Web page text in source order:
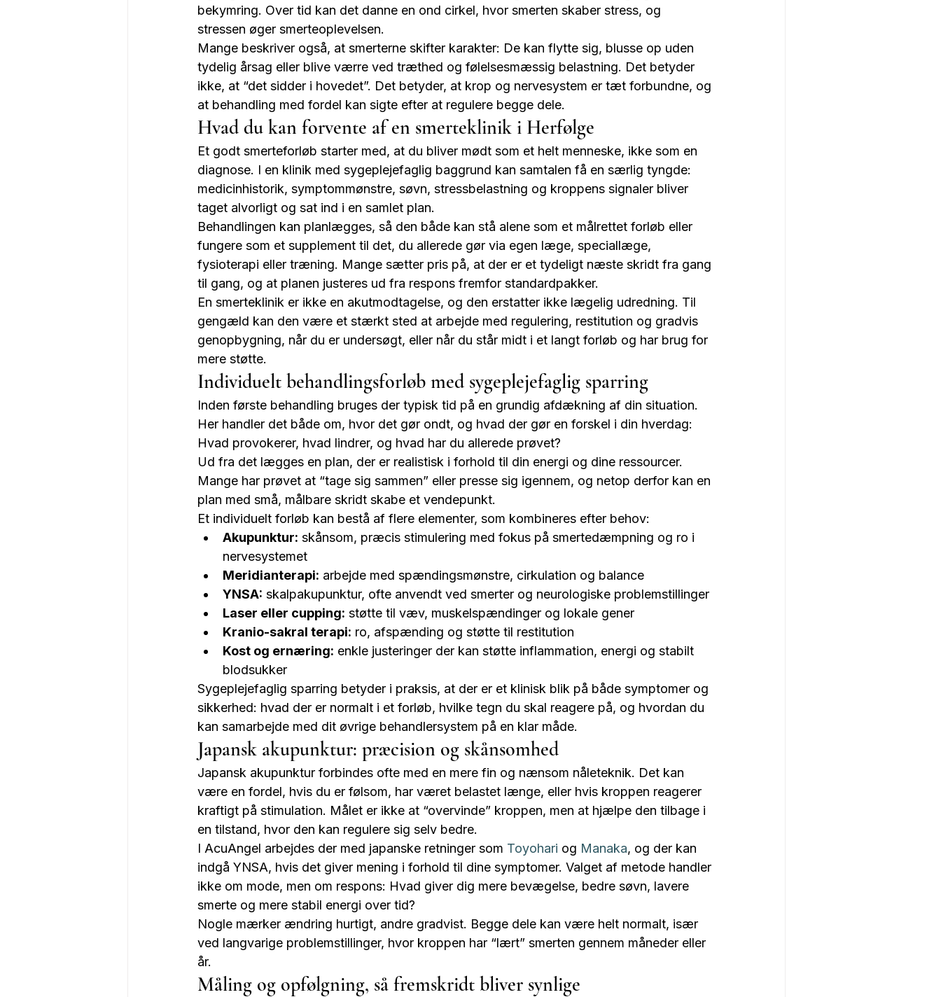
bekymring. Over tid kan det danne en ond cirkel, hvor smerten skaber stress, og
stressen øger smerteoplevelsen.
Mange beskriver også, at smerterne skifter karakter: De kan flytte sig, blusse op uden
tydelig årsag eller blive værre ved træthed og følelsesmæssig belastning. Det betyder
ikke, at “det sidder i hovedet”. Det betyder, at krop og nervesystem er tæt forbundne, og
at behandling med fordel kan sigte efter at regulere begge dele.
Hvad du kan forvente af en smerteklinik i Herfølge
Et godt smerteforløb starter med, at du bliver mødt som et helt menneske, ikke som en
diagnose. I en klinik med sygeplejefaglig baggrund kan samtalen få en særlig tyngde:
medicinhistorik, symptommønstre, søvn, stressbelastning og kroppens signaler bliver
taget alvorligt og sat ind i en samlet plan.
Behandlingen kan planlægges, så den både kan stå alene som et målrettet forløb eller
fungere som et supplement til det, du allerede gør via egen læge, speciallæge,
fysioterapi eller træning. Mange sætter pris på, at der er et tydeligt næste skridt fra gang
til gang, og at planen justeres ud fra respons fremfor standardpakker.
En smerteklinik er ikke en akutmodtagelse, og den erstatter ikke lægelig udredning. Til
gengæld kan den være et stærkt sted at arbejde med regulering, restitution og gradvis
genopbygning, når du er undersøgt, eller når du står midt i et langt forløb og har brug for
mere støtte.
Individuelt behandlingsforløb med sygeplejefaglig sparring
Inden første behandling bruges der typisk tid på en grundig afdækning af din situation.
Her handler det både om, hvor det gør ondt, og hvad der gør en forskel i din hverdag:
Hvad provokerer, hvad lindrer, og hvad har du allerede prøvet?
Ud fra det lægges en plan, der er realistisk i forhold til din energi og dine ressourcer.
Mange har prøvet at “tage sig sammen” eller presse sig igennem, og netop derfor kan en
plan med små, målbare skridt skabe et vendepunkt.
Et individuelt forløb kan bestå af flere elementer, som kombineres efter behov:
Akupunktur: skånsom, præcis stimulering med fokus på smertedæmpning og ro i
nervesystemet
Meridianterapi: arbejde med spændingsmønstre, cirkulation og balance
YNSA: skalpakupunktur, ofte anvendt ved smerter og neurologiske problemstillinger
Laser eller cupping: støtte til væv, muskelspændinger og lokale gener
Kranio-sakral terapi: ro, afspænding og støtte til restitution
Kost og ernæring: enkle justeringer der kan støtte inflammation, energi og stabilt
blodsukker
Sygeplejefaglig sparring betyder i praksis, at der er et klinisk blik på både symptomer og
sikkerhed: hvad der er normalt i et forløb, hvilke tegn du skal reagere på, og hvordan du
kan samarbejde med dit øvrige behandlersystem på en klar måde.
Japansk akupunktur: præcision og skånsomhed
Japansk akupunktur forbindes ofte med en mere fin og nænsom nåleteknik. Det kan
være en fordel, hvis du er følsom, har været belastet længe, eller hvis kroppen reagerer
kraftigt på stimulation. Målet er ikke at “overvinde” kroppen, men at hjælpe den tilbage i
en tilstand, hvor den kan regulere sig selv bedre.
I AcuAngel arbejdes der med japanske retninger som Toyohari og Manaka, og der kan
indgå YNSA, hvis det giver mening i forhold til dine symptomer. Valget af metode handler
ikke om mode, men om respons: Hvad giver dig mere bevægelse, bedre søvn, lavere
smerte og mere stabil energi over tid?
Nogle mærker ændring hurtigt, andre gradvist. Begge dele kan være helt normalt, især
ved langvarige problemstillinger, hvor kroppen har “lært” smerten gennem måneder eller
år.
Måling og opfølgning, så fremskridt bliver synlige